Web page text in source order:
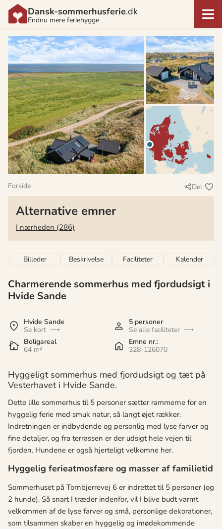
Dansk-sommerhusferie.dk
Endnu mere feriehygge
Forside Del
Alternative emner
I nærheden (286)
Billeder Beskrivelse Faciliteter Kalender
Charmerende sommerhus med fjordudsigt i
Hvide Sande
Hvide Sande
Se kort
5 personer
Se alle faciliteter
Boligareal
64 m²
Emne nr.:
328-126070
Hyggeligt sommerhus med fjordudsigt og tæt på
Vesterhavet i Hvide Sande.
Dette lille sommerhus til 5 personer sætter rammerne for en
hyggelig ferie med smuk natur, så langt øjet rækker.
Indretningen er indbydende og personlig med lyse farver og
fine detaljer, og fra terrassen er der udsigt hele vejen til
fjorden. Hundene er også hjerteligt velkomne her.
Hyggelig ferieatmosfære og masser af familietid
Sommerhuset på Tornbjerrevej 6 er indrettet til 5 personer (og
2 hunde). Så snart I træder indenfor, vil I blive budt varmt
velkommen af de lyse farver og små, personlige dekorationer,
som tilsammen skaber en hyggelig og imødekommende